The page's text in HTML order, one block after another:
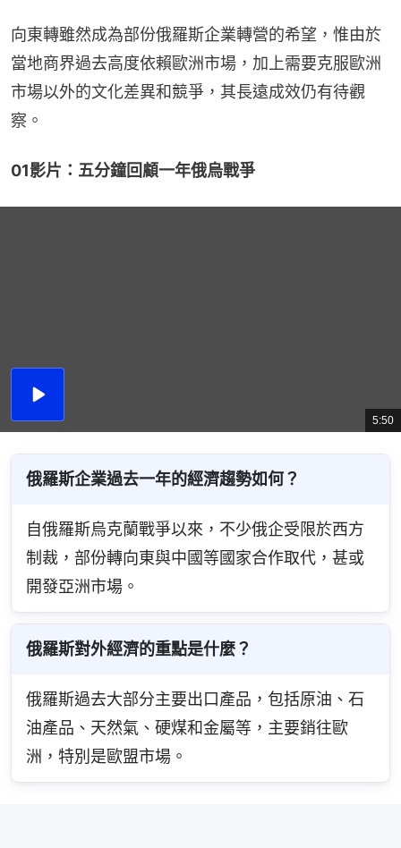
向東轉雖然成為部份俄羅斯企業轉營的希望，惟由於
當地商界過去高度依賴歐洲市場，加上需要克服歐洲
市場以外的文化差異和競爭，其長遠成效仍有待觀
察。
01影片：五分鐘回顧一年俄烏戰爭
播
總
共
5:50
俄羅斯企業過去一年的經濟趨勢如何？
自俄羅斯烏克蘭戰爭以來，不少俄企受限於西方
制裁，部份轉向東與中國等國家合作取代，甚或
開發亞洲市場。
俄羅斯對外經濟的重點是什麼？
俄羅斯過去大部分主要出口產品，包括原油、石
油產品、天然氣、硬煤和金屬等，主要銷往歐
洲，特別是歐盟市場。